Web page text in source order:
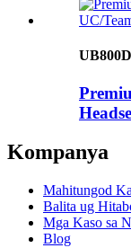
Kompanya
Mahitungod
Balita ug
Mga Kaso sa
Blog